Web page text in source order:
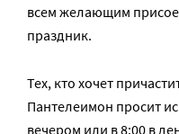
всем желающим
праздник.
Тех, кто хочет
Пантелеимон просит
вечером или в 8:00 в